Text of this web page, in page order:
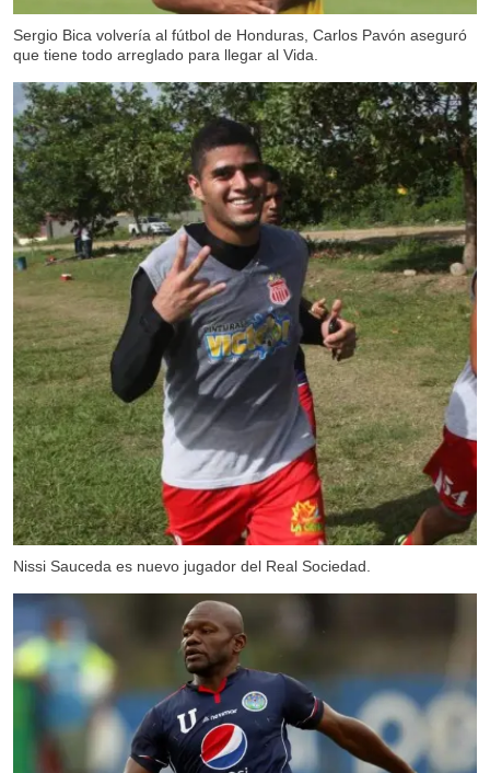
Sergio Bica volvería al fútbol de Honduras, Carlos Pavón aseguró
que tiene todo arreglado para llegar al Vida.
Nissi Sauceda es nuevo jugador del Real Sociedad.